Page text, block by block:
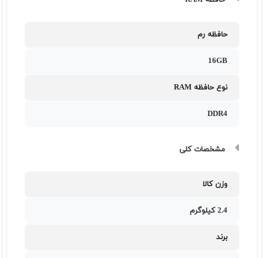
حافظه رم
16GB
نوع حافظه RAM
DDR4
مشخصات کلی
وزن کالا
2.4 کیلوگرم
برند